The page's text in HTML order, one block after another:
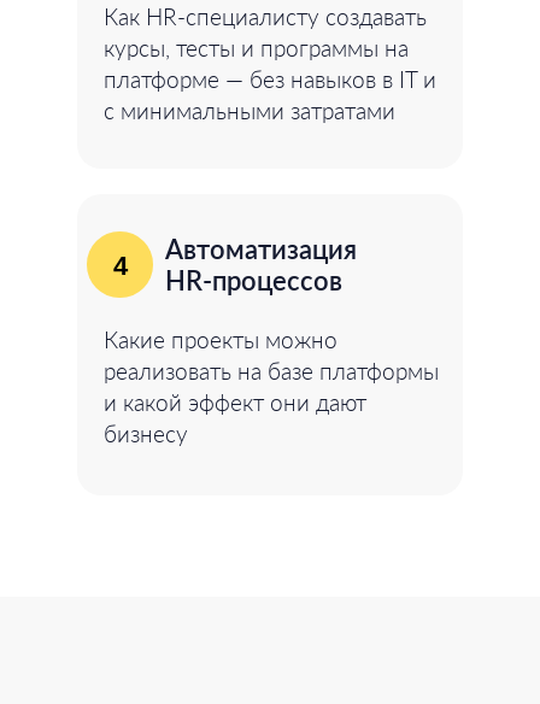
Автоматизация
HR-процессов
Какие проекты можно
реализовать на базе платформы
и какой эффект они дают
бизнесу
Как HR-специалисту создавать
курсы, тесты и программы на
платформе — без навыков в IT и
с минимальными затратами
4